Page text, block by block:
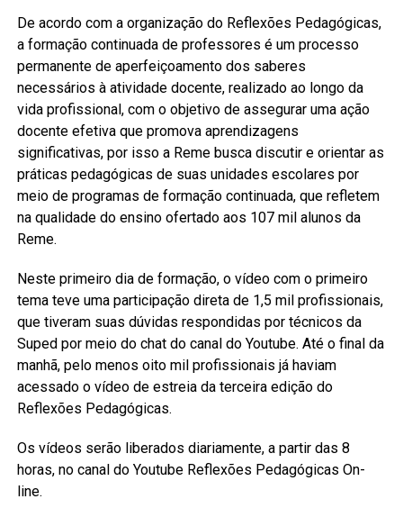
De acordo com a organização do Reflexões Pedagógicas,
a formação continuada de professores é um processo
permanente de aperfeiçoamento dos saberes
necessários à atividade docente, realizado ao longo da
vida profissional, com o objetivo de assegurar uma ação
docente efetiva que promova aprendizagens
significativas, por isso a Reme busca discutir e orientar as
práticas pedagógicas de suas unidades escolares por
meio de programas de formação continuada, que refletem
na qualidade do ensino ofertado aos 107 mil alunos da
Reme.
Neste primeiro dia de formação, o vídeo com o primeiro
tema teve uma participação direta de 1,5 mil profissionais,
que tiveram suas dúvidas respondidas por técnicos da
Suped por meio do chat do canal do Youtube. Até o final da
manhã, pelo menos oito mil profissionais já haviam
acessado o vídeo de estreia da terceira edição do
Reflexões Pedagógicas.
Os vídeos serão liberados diariamente, a partir das 8
horas, no canal do Youtube Reflexões Pedagógicas On-
line.